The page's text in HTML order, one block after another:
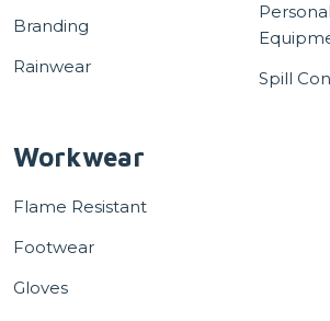
Branding
Rainwear
Spill
Workwear
Flame Resistant
Footwear
Gloves